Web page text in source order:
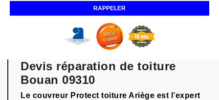
Devis réparation de toiture
Bouan 09310
Le couvreur Protect toiture Ariège est l’expert